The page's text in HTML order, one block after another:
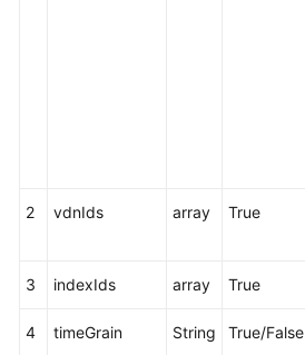
监
接
2 vdnIds array True
3 indexIds array True
4 timeGrain String True/False